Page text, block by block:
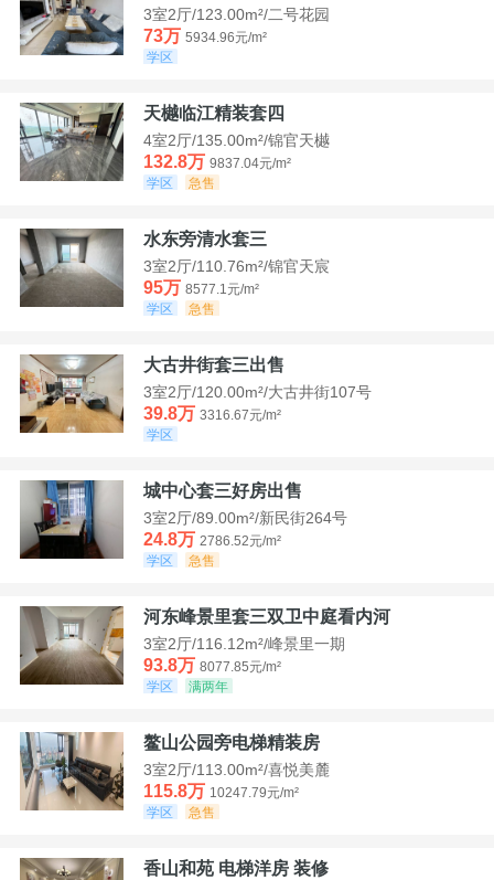
3室2厅/123.00m²/二号花园
73万 5934.96元/m²
学区
天樾临江精装套四
4室2厅/135.00m²/锦官天樾
132.8万 9837.04元/m²
学区
急售
水东旁清水套三
3室2厅/110.76m²/锦官天宸
95万 8577.1元/m²
学区
急售
大古井街套三出售
3室2厅/120.00m²/大古井街107号
39.8万 3316.67元/m²
学区
城中心套三好房出售
3室2厅/89.00m²/新民街264号
24.8万 2786.52元/m²
学区
急售
河东峰景里套三双卫中庭看内河
3室2厅/116.12m²/峰景里一期
93.8万 8077.85元/m²
学区
满两年
鳌山公园旁电梯精装房
3室2厅/113.00m²/喜悦美麓
115.8万 10247.79元/m²
学区
急售
香山和苑 电梯洋房 装修